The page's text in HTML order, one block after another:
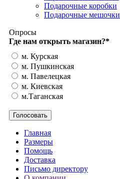
Подарочные коробки
Подарочные мешочки
Опросы
Где нам открыть магазин?*
м. Курская
м. Пушкинская
м. Павелецкая
м. Киевская
м.Таганская
Главная
Размеры
Помощь
Доставка
Письмо директору